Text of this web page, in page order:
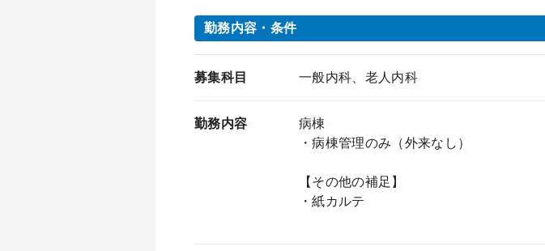
勤務内容・条件
募集科目 一般内科、老人内科
勤務内容
病棟
・病棟管理のみ（外来なし）
【その他の補足】
・紙カルテ